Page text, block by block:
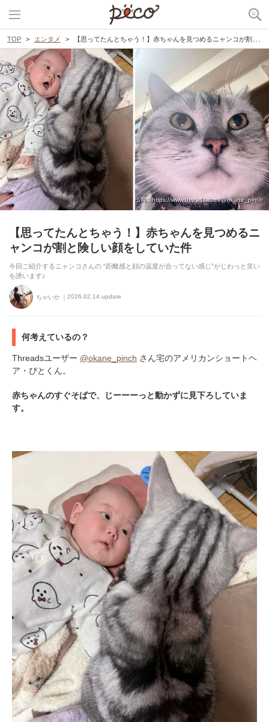
TOP エンタメ 【思ってたんとちゃう！】赤ちゃんを見つめるニャンコが割と険しい顔をしていた件
出典 : https://www.threads.com/@okane_pinch
【思ってたんとちゃう！】赤ちゃんを見つめるニ
ャンコが割と険しい顔をしていた件
今回ご紹介するニャンコさんの “距離感と顔の温度が合ってない感じ”がじわっと笑い
を誘います♪
ちゃいか 2026.02.14 update
何考えているの？
Threadsユーザー @okane_pinch さん宅のアメリカンショートヘ
ア・ぴとくん。
赤ちゃんのすぐそばで、じーーーっと動かずに見下ろしていま
す。